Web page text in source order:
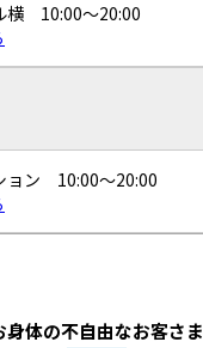
横 10:00～20:00
ョン 10:00～20:00
身体の不自由なお客さま